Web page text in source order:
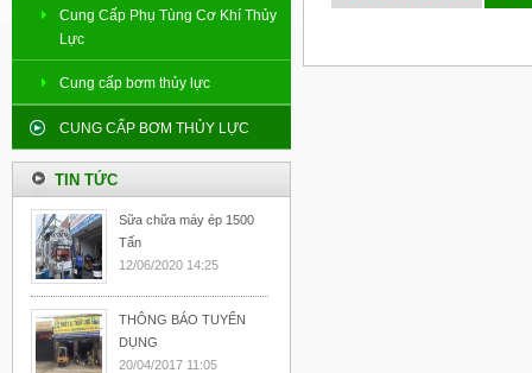
Cung Cấp Phụ Tùng Cơ Khí Thủy
Lực
Cung cấp bơm thủy lực
CUNG CẤP BƠM THỦY LỰC
TIN TỨC
Sữa chữa máy ép 1500
Tấn
12/06/2020 14:25
THÔNG BÁO TUYỂN
DỤNG
20/04/2017 11:05